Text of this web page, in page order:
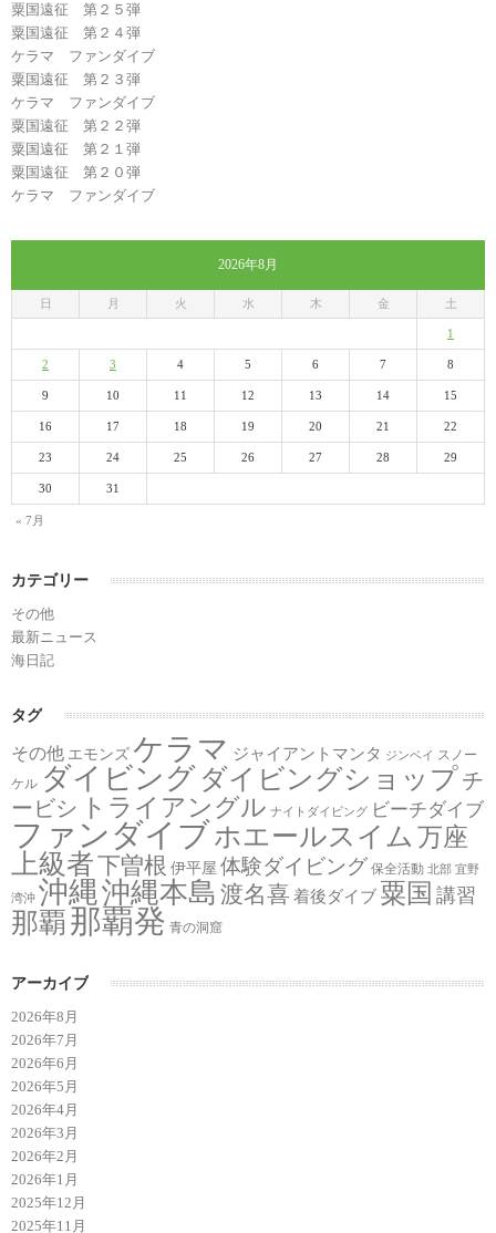
粟国遠征 第２５弾
粟国遠征 第２４弾
ケラマ ファンダイブ
粟国遠征 第２３弾
ケラマ ファンダイブ
粟国遠征 第２２弾
粟国遠征 第２１弾
粟国遠征 第２０弾
ケラマ ファンダイブ
2026年8月
日 月 火 水 木 金 土
« 7月
1
2 3 4 5 6 7 8
9 10 11 12 13 14 15
16 17 18 19 20 21 22
23 24 25 26 27 28 29
30 31
カテゴリー
その他
最新ニュース
海日記
タグ
その他 エモンズ ケラマ ジャイアントマンタ ジンベイ スノー
ケル ダイビング ダイビングショップチ
ービシ
トライアングル ナイトダイビング ビーチダイブ
ファンダイブホエールスイム 万座
上級者下曽根 伊平屋 体験ダイビング 保全活動 北部 宜野
湾沖 沖縄沖縄本島 渡名喜 着後ダイブ 粟国 講習
那覇 那覇発 青の洞窟
アーカイブ
2026年8月
2026年7月
2026年6月
2026年5月
2026年4月
2026年3月
2026年2月
2026年1月
2025年12月
2025年11月